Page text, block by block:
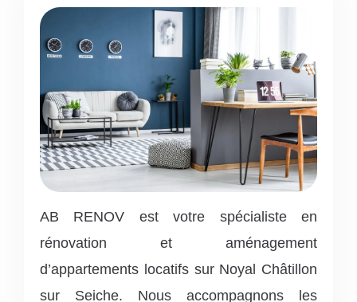
AB RENOV est votre spécialiste en
rénovation et aménagement
d’appartements locatifs sur Noyal Châtillon
sur Seiche. Nous accompagnons les